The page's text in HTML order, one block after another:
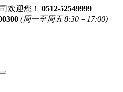
欢迎您！ 0512-52549999
(周一至周五 8:30－17:00)